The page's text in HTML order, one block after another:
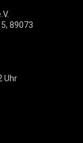
89073
Uhr